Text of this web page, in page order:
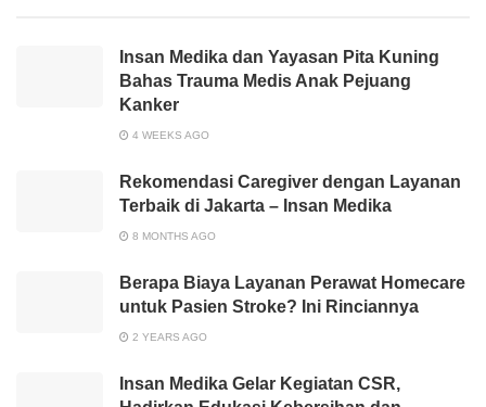
Insan Medika dan Yayasan Pita Kuning
Bahas Trauma Medis Anak Pejuang
Kanker
4 WEEKS AGO
Rekomendasi Caregiver dengan Layanan
Terbaik di Jakarta – Insan Medika
8 MONTHS AGO
Berapa Biaya Layanan Perawat Homecare
untuk Pasien Stroke? Ini Rinciannya
2 YEARS AGO
Insan Medika Gelar Kegiatan CSR,